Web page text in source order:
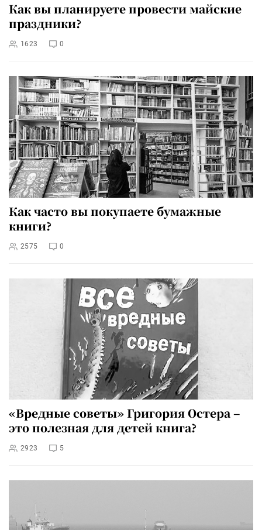
Как вы планируете провести майские
праздники?
1623 0
Как часто вы покупаете бумажные
книги?
2575 0
«Вредные советы» Григория Остера –
это полезная для детей книга?
2923 5